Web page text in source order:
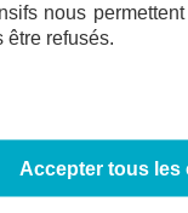
PACK
nous
refusés.
Accepter tous les